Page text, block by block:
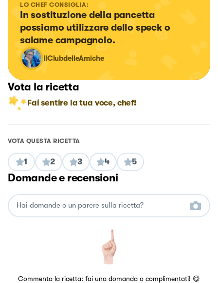
LO CHEF CONSIGLIA:
In sostituzione della pancetta
possiamo utilizzare dello speck o
salame campagnolo.
IlClubdelleAmiche
Vota la ricetta
Fai sentire la tua voce, chef!
VOTA QUESTA RICETTA
1 2 3 4 5
Domande e recensioni
Commenta la ricetta: fai una domanda o complimentati! 😋